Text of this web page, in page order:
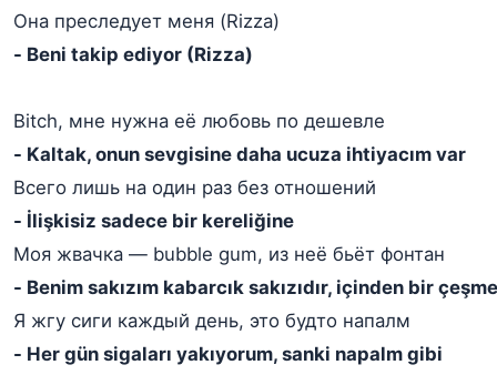
Она преследует меня (Rizza)
- Beni takip ediyor (Rizza)
Bitch, мне нужна её любовь по дешевле
- Kaltak, onun sevgisine daha ucuza ihtiyacım var
Всего лишь на один раз без отношений
- İlişkisiz sadece bir kereliğine
Моя жвачка — bubble gum, из неё бьёт фонтан
- Benim sakızım kabarcık sakızıdır, içinden bir
Я жгу сиги каждый день, это будто напалм
- Her gün sigaları yakıyorum, sanki napalm gibi